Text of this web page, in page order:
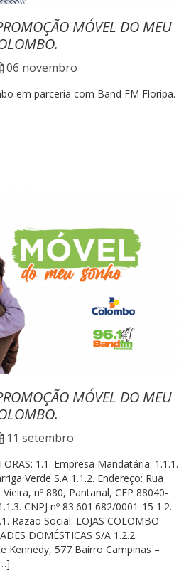
MÓVEL DO MEU
06 novembro
em parceria com Band FM Floripa.
MÓVEL DO MEU
11 setembro
1.1. Empresa Mandatária: 1.1.1.
Verde S.A 1.1.2. Endereço: Rua
nº 880, Pantanal, CEP 88040-
CNPJ nº 83.601.682/0001-15 1.2.
Razão Social: LOJAS COLOMBO
DOMÉSTICAS S/A 1.2.2.
Kennedy, 577 Bairro Campinas –